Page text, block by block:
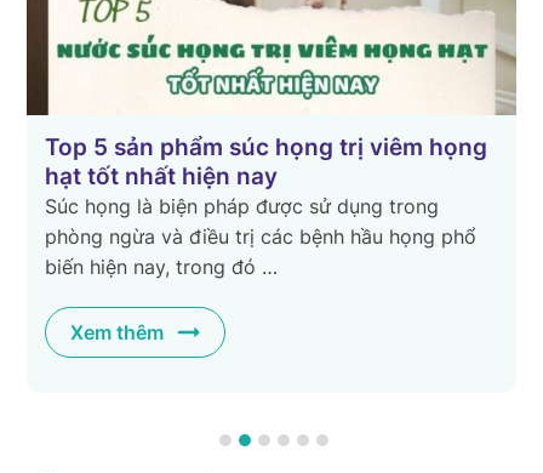
phẩm súc họng trị viêm họng
hiện nay
biện pháp được sử dụng trong
và điều trị các bệnh hầu họng phổ
trong đó …
Tổng hợp 9
Điều trị viêm
nguyên nhân,